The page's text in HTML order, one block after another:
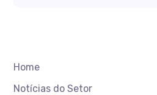
Home
Notícias do Setor